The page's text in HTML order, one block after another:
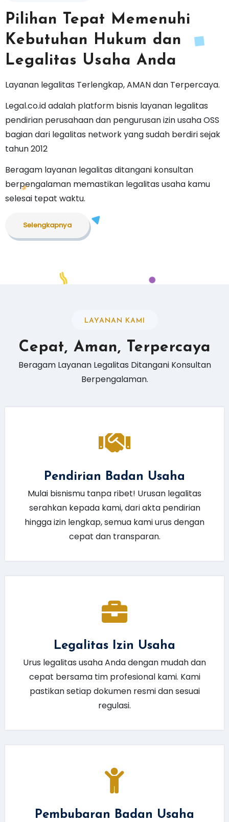
Pilihan Tepat Memenuhi
Kebutuhan Hukum dan
Legalitas Usaha Anda
Layanan legalitas Terlengkap, AMAN dan Terpercaya.
Legal.co.id adalah platform bisnis layanan legalitas
pendirian perusahaan dan pengurusan izin usaha OSS
bagian dari legalitas network yang sudah berdiri sejak
tahun 2012
Beragam layanan legalitas ditangani konsultan
berpengalaman memastikan legalitas usaha kamu
selesai tepat waktu.
Selengkapnya
LAYANAN KAMI
Cepat, Aman, Terpercaya
Beragam Layanan Legalitas Ditangani Konsultan
Berpengalaman.
Pendirian Badan Usaha
Mulai bisnismu tanpa ribet! Urusan legalitas
serahkan kepada kami, dari akta pendirian
hingga izin lengkap, semua kami urus dengan
cepat dan transparan.
Legalitas Izin Usaha
Urus legalitas usaha Anda dengan mudah dan
cepat bersama tim profesional kami. Kami
pastikan setiap dokumen resmi dan sesuai
regulasi.
Pembubaran Badan Usaha